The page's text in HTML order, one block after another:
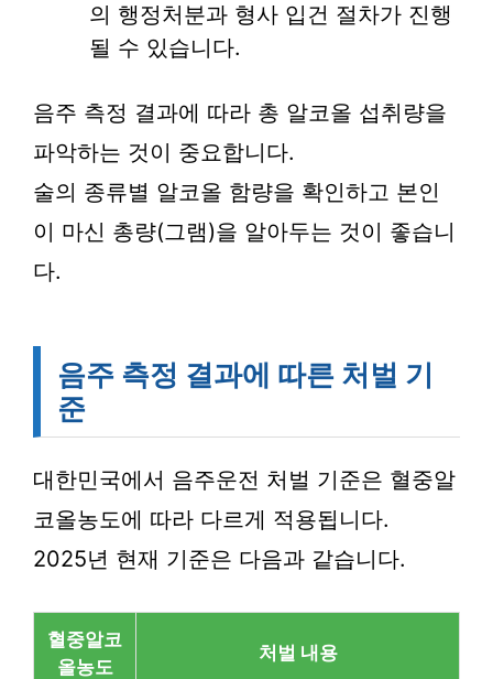
의 행정처분과 형사 입건 절차가 진행
될 수 있습니다.
음주 측정 결과에 따라 총 알코올 섭취량을
파악하는 것이 중요합니다.
술의 종류별 알코올 함량을 확인하고 본인
이 마신 총량(그램)을 알아두는 것이 좋습니
다.
음주 측정 결과에 따른 처벌 기
준
대한민국에서 음주운전 처벌 기준은 혈중알
코올농도에 따라 다르게 적용됩니다.
2025년 현재 기준은 다음과 같습니다.
혈중알코
올농도
처벌 내용